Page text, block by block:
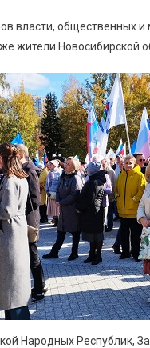
власти, общественных
жители Новосибирской
Народных Республик,